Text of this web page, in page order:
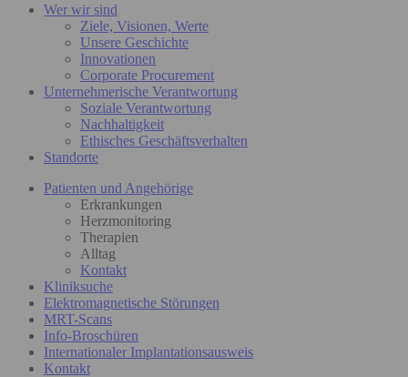
Wer wir sind
Ziele, Visionen, Werte
Unsere Geschichte
Innovationen
Corporate Procurement
Unternehmerische Verantwortung
Soziale Verantwortung
Nachhaltigkeit
Ethisches Geschäftsverhalten
Standorte
Patienten und Angehörige
Erkrankungen
Herzmonitoring
Therapien
Alltag
Kontakt
Kliniksuche
Elektromagnetische Störungen
MRT-Scans
Info-Broschüren
Internationaler Implantationsausweis
Kontakt